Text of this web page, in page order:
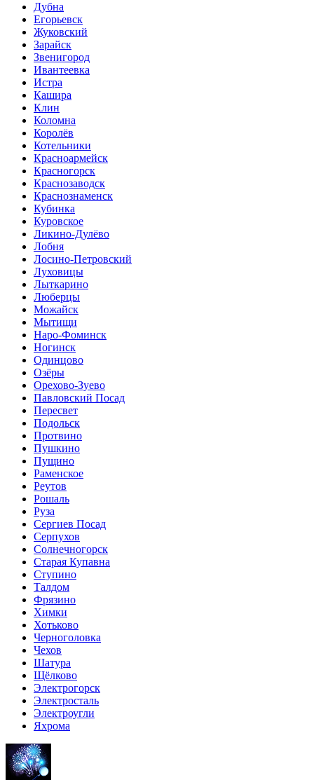
Дубна
Егорьевск
Жуковский
Зарайск
Звенигород
Ивантеевка
Истра
Кашира
Клин
Коломна
Королёв
Котельники
Красноармейск
Красногорск
Краснозаводск
Краснознаменск
Кубинка
Куровское
Ликино-Дулёво
Лобня
Лосино-Петровский
Луховицы
Лыткарино
Люберцы
Можайск
Мытищи
Наро-Фоминск
Ногинск
Одинцово
Озёры
Орехово-Зуево
Павловский Посад
Пересвет
Подольск
Протвино
Пушкино
Пущино
Раменское
Реутов
Рошаль
Руза
Сергиев Посад
Серпухов
Солнечногорск
Старая Купавна
Ступино
Талдом
Фрязино
Химки
Хотьково
Черноголовка
Чехов
Шатура
Щёлково
Электрогорск
Электросталь
Электроугли
Яхрома